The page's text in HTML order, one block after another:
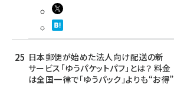
日本郵便が始めた法人向け配送の新
サービス「ゆうパケットパフ」とは？ 料金
は全国一律で「ゆうパック」よりも“お得”